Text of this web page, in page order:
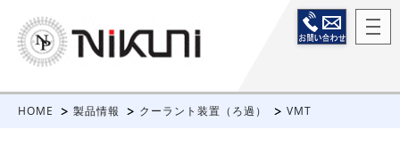
HOME 製品情報 クーラント装置（ろ過） VMT